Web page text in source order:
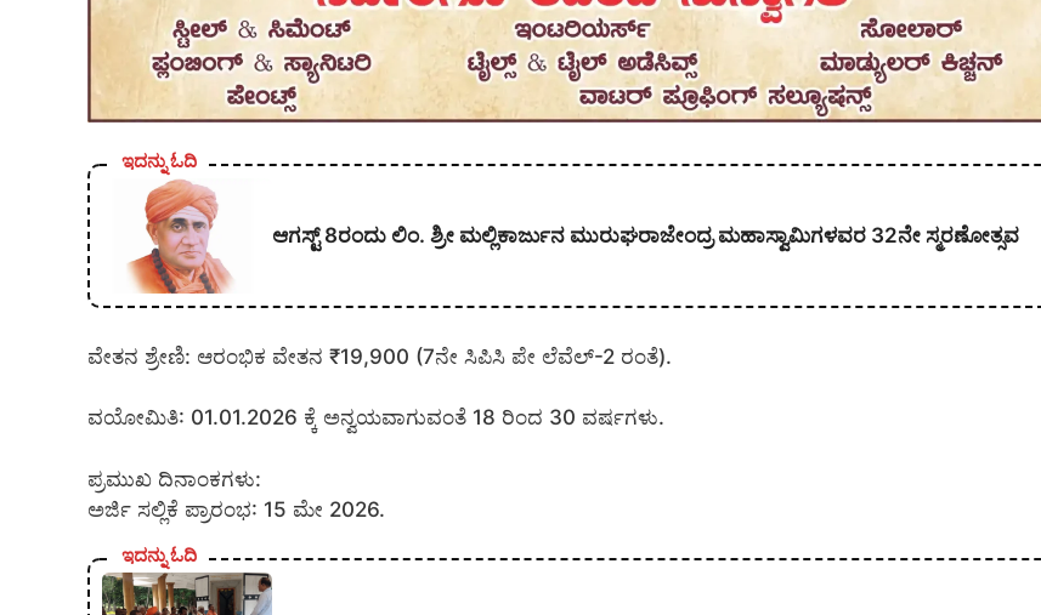
ಇದನ್ನು ಓದಿ
ಆಗಸ್ಟ್ 8ರಂದು ಲಿಂ. ಶ್ರೀ ಮಲ್ಲಿಕಾರ್ಜುನ ಮುರುಘರಾಜೇಂದ್ರ ಮಹಾಸ್ವಾಮಿಗಳವರ 32ನೇ ಸ್ಮರಣೋತ್ಸವ
ವೇತನ ಶ್ರೇಣಿ: ಆರಂಭಿಕ ವೇತನ ₹19,900 (7ನೇ ಸಿಪಿಸಿ ಪೇ ಲೆವೆಲ್-2 ರಂತೆ).
ವಯೋಮಿತಿ: 01.01.2026 ಕ್ಕೆ ಅನ್ವಯವಾಗುವಂತೆ 18 ರಿಂದ 30 ವರ್ಷಗಳು.
ಪ್ರಮುಖ ದಿನಾಂಕಗಳು:
ಅರ್ಜಿ ಸಲ್ಲಿಕೆ ಪ್ರಾರಂಭ: 15 ಮೇ 2026.
ಇದನ್ನು ಓದಿ